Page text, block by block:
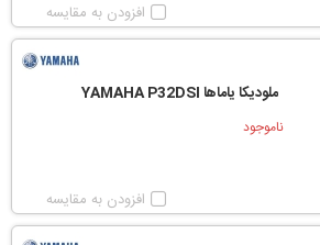
افزودن به مقایسه
ملودیکا یاماها YAMAHA P32DSI
ناموجود
افزودن به مقایسه